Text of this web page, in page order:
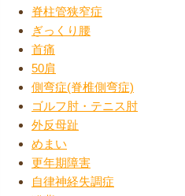
脊柱管狭窄症
ぎっくり腰
首痛
50肩
側弯症(脊椎側弯症)
ゴルフ肘・テニス肘
外反母趾
めまい
更年期障害
自律神経失調症